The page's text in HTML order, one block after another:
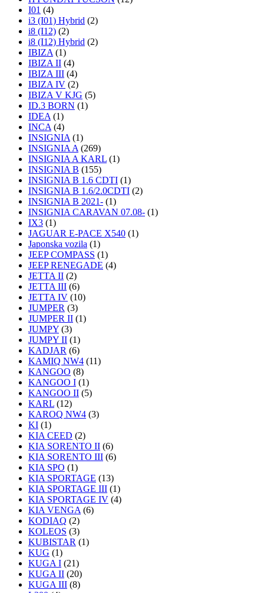
I01 (4)
i3 (I01) Hybrid (2)
i8 (I12) (2)
i8 (I12) Hybrid (2)
IBIZA (1)
IBIZA II (4)
IBIZA III (4)
IBIZA IV (2)
IBIZA V KJG (5)
ID.3 BORN (1)
IDEA (1)
INCA (4)
INSIGNIA (1)
INSIGNIA A (269)
INSIGNIA A KARL (1)
INSIGNIA B (155)
INSIGNIA B 1.6 CDTI (1)
INSIGNIA B 1.6/2.0CDTI (2)
INSIGNIA B 2021- (1)
INSIGNIA CARAVAN 07.08- (1)
IX3 (1)
JAGUAR E-PACE X540 (1)
Japonska vozila (1)
JEEP COMPASS (1)
JEEP RENEGADE (4)
JETTA II (2)
JETTA III (6)
JETTA IV (10)
JUMPER (3)
JUMPER II (1)
JUMPY (3)
JUMPY II (1)
KADJAR (6)
KAMIQ NW4 (11)
KANGOO (8)
KANGOO I (1)
KANGOO II (5)
KARL (12)
KAROQ NW4 (3)
KI (1)
KIA CEED (2)
KIA SORENTO II (6)
KIA SORENTO III (6)
KIA SPO (1)
KIA SPORTAGE (13)
KIA SPORTAGE III (1)
KIA SPORTAGE IV (4)
KIA VENGA (6)
KODIAQ (2)
KOLEOS (3)
KUBISTAR (1)
KUG (1)
KUGA I (21)
KUGA II (20)
KUGA III (8)